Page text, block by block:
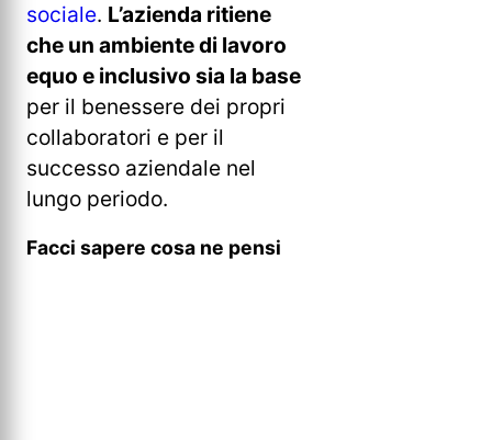
sociale. L’azienda ritiene
che un ambiente di lavoro
equo e inclusivo sia la base
per il benessere dei propri
collaboratori e per il
successo aziendale nel
lungo periodo.
Facci sapere cosa ne pensi